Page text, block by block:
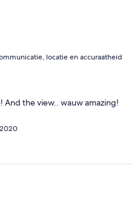
locatie en accuraatheid
And the view.. wauw amazing!